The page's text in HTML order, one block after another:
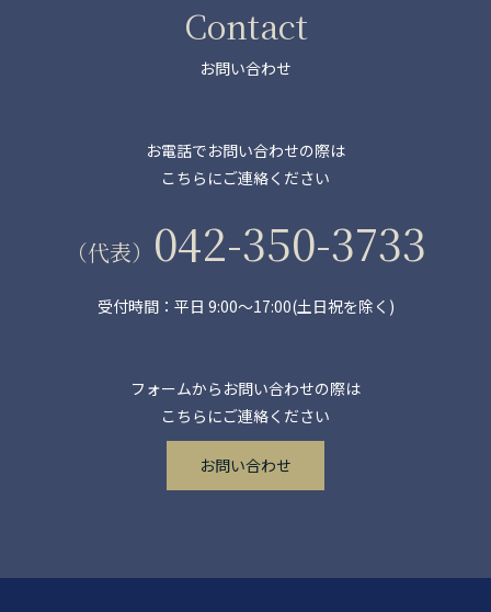
Contact
お問い合わせ
お電話でお問い合わせの際は
こちらにご連絡ください
（代表） 042-350-3733
受付時間：平日 9:00～17:00(土日祝を除く)
フォームからお問い合わせの際は
こちらにご連絡ください
お問い合わせ